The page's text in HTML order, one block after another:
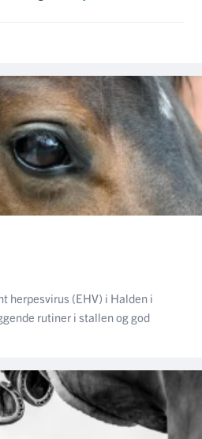
herpesvirus (EHV) i Halden i
rutiner i stallen og god